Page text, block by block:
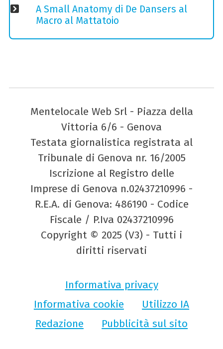
A Small Anatomy di De Dansers al
Macro al Mattatoio
Mentelocale Web Srl - Piazza della
Vittoria 6/6 - Genova
Testata giornalistica registrata al
Tribunale di Genova nr. 16/2005
Iscrizione al Registro delle
Imprese di Genova n.02437210996 -
R.E.A. di Genova: 486190 - Codice
Fiscale / P.Iva 02437210996
Copyright © 2025 (V3) - Tutti i
diritti riservati
Informativa privacy
Informativa cookie
Utilizzo IA
Redazione
Pubblicità sul sito